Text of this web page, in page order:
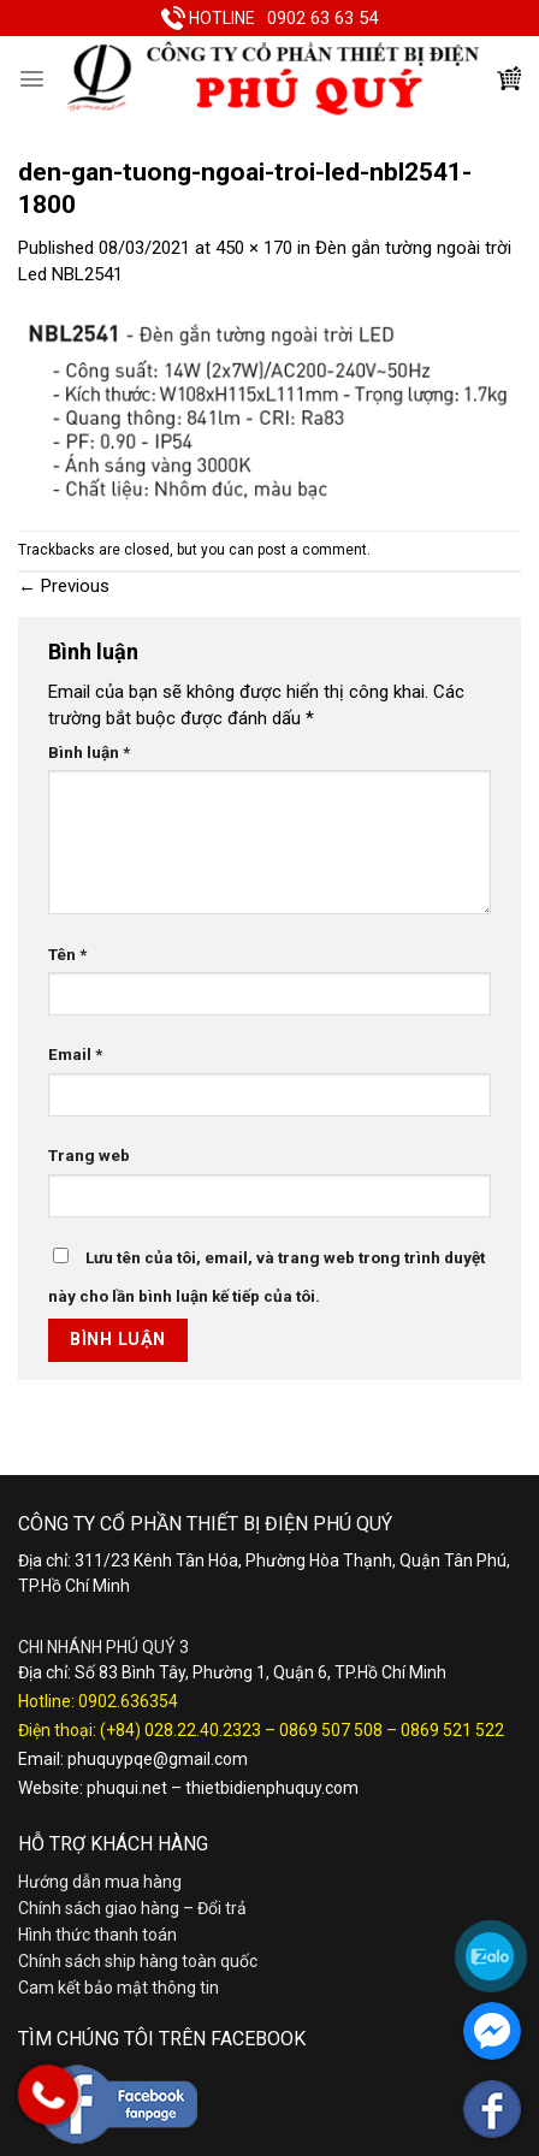
to
HOTLINE 0902 63 63 54
den-gan-tuong-ngoai-troi-led-nbl2541-
1800
Published 08/03/2021 at 450 × 170 in Đèn gắn tường ngoài trời
Led NBL2541
Trackbacks are closed, but you can post a comment.
← Previous
Bình luận
Email của bạn sẽ không được hiển thị công khai. Các
trường bắt buộc được đánh dấu *
Bình luận *
Tên *
Email *
Trang web
Lưu tên của tôi, email, và trang web trong trình duyệt
này cho lần bình luận kế tiếp của tôi.
CÔNG TY CỔ PHẦN THIẾT BỊ ĐIỆN PHÚ QUÝ
Địa chỉ: 311/23 Kênh Tân Hóa, Phường Hòa Thạnh, Quận Tân Phú,
TP.Hồ Chí Minh
CHI NHÁNH PHÚ QUÝ 3
Địa chỉ: Số 83 Bình Tây, Phường 1, Quận 6, TP.Hồ Chí Minh
Hotline: 0902.636354
Điện thoại: (+84) 028.22.40.2323 – 0869 507 508 – 0869 521 522
Email: phuquypqe@gmail.com
Website: phuqui.net – thietbidienphuquy.com
HỖ TRỢ KHÁCH HÀNG
Hướng dẫn mua hàng
Chính sách giao hàng – Đổi trả
Hình thức thanh toán
Chính sách ship hàng toàn quốc
Cam kết bảo mật thông tin
TÌM CHÚNG TÔI TRÊN FACEBOOK